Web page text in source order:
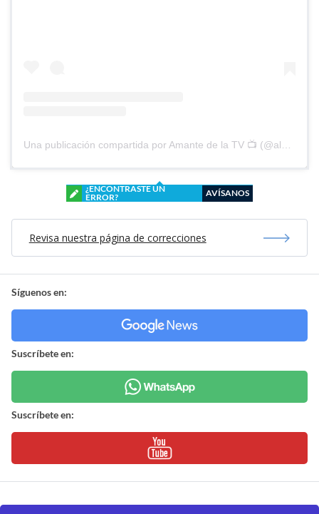
Una publicación compartida por Amante de la TV 📺 (@alguien_te_observa)
¿ENCONTRASTE UN
ERROR?
AVÍSANOS
Revisa nuestra página de correcciones
Síguenos en:
Suscríbete en:
Suscríbete en: